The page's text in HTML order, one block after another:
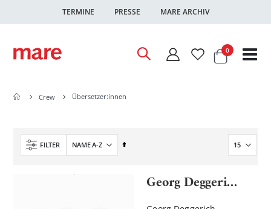
TERMINE PRESSE MARE ARCHIV
Warenkorb
0Artikel
Crew Übersetzer:innen
FILTER
In
Georg Deggerich